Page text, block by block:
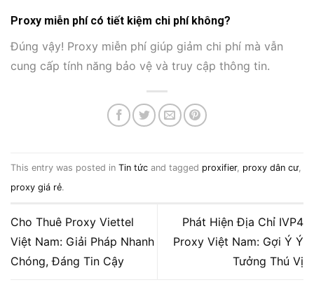
Proxy miễn phí có tiết kiệm chi phí không?
Đúng vậy! Proxy miễn phí giúp giảm chi phí mà vẫn
cung cấp tính năng bảo vệ và truy cập thông tin.
This entry was posted in Tin tức and tagged proxifier, proxy dân cư
proxy giá rẻ.
Cho Thuê Proxy Viettel
Việt Nam: Giải Pháp Nhanh
Chóng, Đáng Tin Cậy
Phát Hiện Địa Chỉ IVP4
Proxy Việt Nam: Gợi Ý Ý
Tưởng Thú Vị